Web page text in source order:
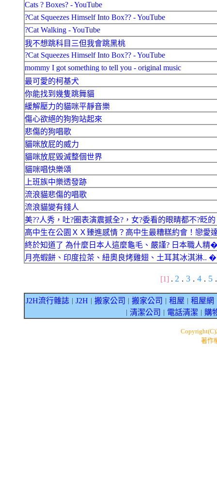
Cats ? Boxes? - YouTube
?Cat Squeezes Himself Into Box?? - YouTube
?Cat Walking - YouTube
我不想跳科目三但我會跳黑桃
?Cat Squeezes Himself Into Box?? - YouTube
mommy I got something to tell you - original music
最可愛的柯基犬
你能找到幾隻跳舞貓
緩解壓力的貓咪平靜音樂
傷心欲絕的狗狗站起來
悲傷的狗唱歌
貓咪放屁的威力
貓咪放屁毀滅整個世界
貓咪唱快樂頌
上班族中樂透發跡
流浪貓悲傷的唱歌
流浪貓變有錢人
美??人秀，吐?圈表演震撼全?，女?委看的眼睛都不?眨的
高中生在公園ＸＸ臻進感情？高中生最糟糕約會！戀愛
終於知道了 為什麼日本人這麼龜毛、嚴謹? 日本職人精
月亮蝦餅、印度拉茶、紐奧良烤雞翅、土耳其冰淇淋.. �
[1] . 2 . 3 . 4 . 5 .
J2H流行雜誌 J2H 搬家公司 搬家公司 租屋 租屋網
清潔公司 電話清潔 購
著作